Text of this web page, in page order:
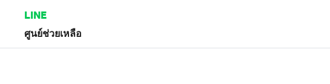
LINE
ศูนย์ช่วยเหลือ